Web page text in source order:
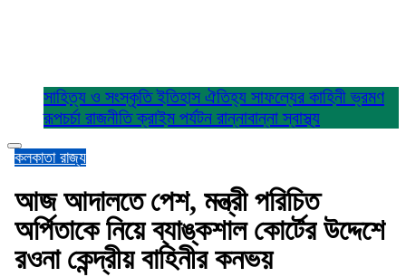
সাহিত্য ও সংস্কৃতিইতিহাস ঐতিহ্য সাফল্যের কাহিনীভ্রমণ
রূপচর্চা রাজনীতিক্রাইম পর্যটন রান্নাবান্নাস্বাস্থ্য
কলকাতা রাজ্য
আজ আদালতে পেশ, মন্ত্রী পরিচিত
অর্পিতাকে নিয়ে ব্যাঙ্কশাল কোর্টের উদ্দেশে
রওনা কেন্দ্রীয় বাহিনীর কনভয়